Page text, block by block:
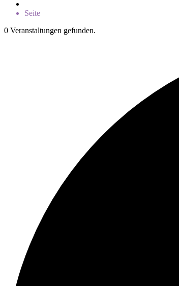
Seite
0 Veranstaltungen gefunden.